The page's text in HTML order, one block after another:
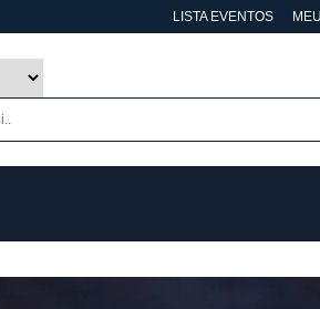
LISTA EVENTOS